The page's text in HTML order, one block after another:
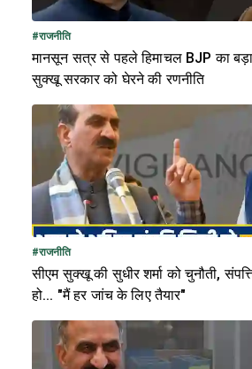
#राजनीति
मानसून सत्र से पहले हिमाचल BJP का
सुक्खू सरकार को घेरने की रणनीति
#राजनीति
सीएम सुक्खू की सुधीर शर्मा को चुनौती,
हो... "मैं हर जांच के लिए तैयार"